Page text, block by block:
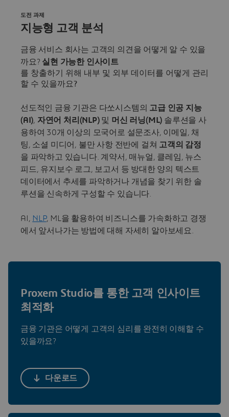
지능형 고객 분석
도전 과제
금융 서비스 회사는 고객의 의견을 어떻게 알 수 있을
까요? 실현 가능한 인사이트
를 창출하기 위해 내부 및 외부 데이터를 어떻게 관리
할 수 있을까요?
선도적인 금융 기관은 다쏘시스템의 고급 인공 지능
(AI), 자연어 처리(NLP)및 머신 러닝(ML) 솔루션을 사
용하여 30개 이상의 모국어로 설문조사, 이메일, 채
팅, 소셜 미디어, 불만 사항 전반에 걸쳐 고객의 감정
을 파악하고 있습니다. 계약서, 매뉴얼, 클레임, 뉴스
피드, 유지보수 로그, 보고서 등 방대한 양의 텍스트
데이터에서 추세를 파악하거나 개념을 찾기 위한 솔
루션을 신속하게 구성할 수 있습니다.
AI, NLP, ML을 활용하여 비즈니스를 가속화하고 경쟁
에서 앞서나가는 방법에 대해 자세히 알아보세요.
Proxem Studio를 통한 고객 인사이트
최적화
금융 기관은 어떻게 고객의 심리를 완전히 이해할 수
있을까요?
다운로드